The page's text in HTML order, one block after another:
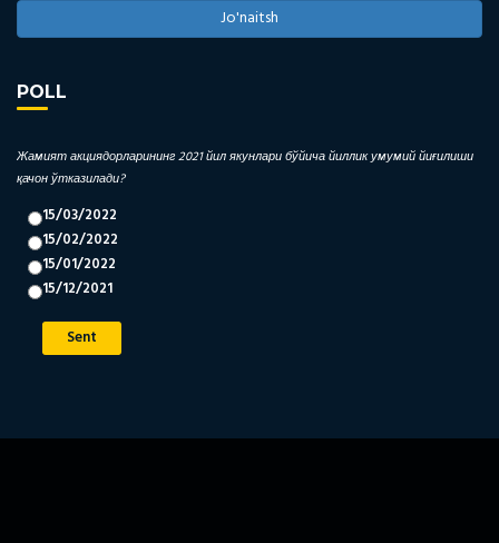
Jo'naitsh
POLL
Жамият акциядорларининг 2021 йил якунлари бўйича йиллик умумий йиғилиши
қачон ўтказилади?
15/03/2022
15/02/2022
15/01/2022
15/12/2021